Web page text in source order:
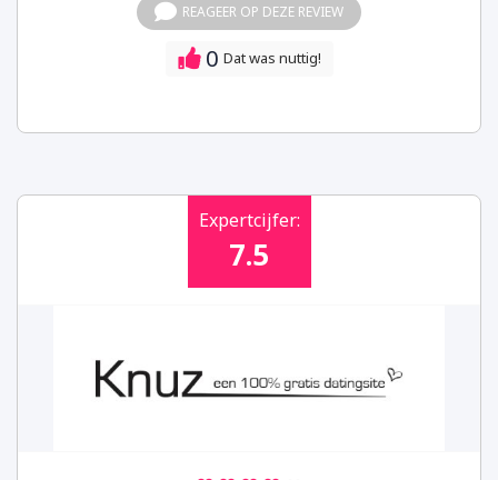
REAGEER OP DEZE REVIEW
0 Dat was nuttig!
Expertcijfer:
7.5